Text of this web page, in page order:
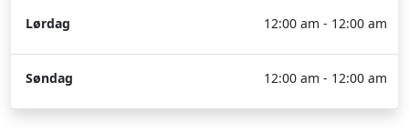
Lørdag 12:00 am - 12:00 am
Søndag 12:00 am - 12:00 am